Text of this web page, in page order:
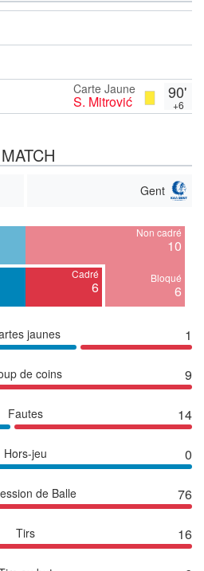
90'
+6
Carte Jaune
S. Mitrović
Gent
Cadré
6
Non cadré
10
Bloqué
6
jaunes 1
de coins 9
Fautes 14
Hors-jeu 0
de Balle 76
Tirs 16